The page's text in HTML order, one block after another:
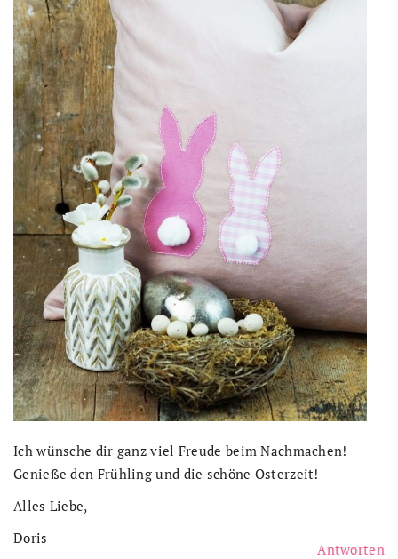
Ich wünsche dir ganz viel Freude beim Nachmachen!
Genieße den Frühling und die schöne Osterzeit!
Alles Liebe,
Doris
Antworten